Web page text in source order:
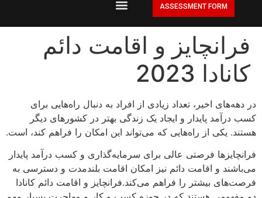
ASSESSMENT FORM
فرانچایز و اقامت دائم
کانادا 2023
در دهه‌های اخیر، تعداد زیادی از افراد به دنبال راه‌هایی برای
کسب درآمد پایدار و ایجاد یک زندگی بهتر در کشورهای دیگر
هستند. یکی از راه‌هایی که می‌تواند این امکان را فراهم کند، است.
فرانچایزها فرصتی عالی برای سرمایه‌گذاری و کسب درآمد پایدار
می‌باشند و اقامت دائم نیز امکان اقامت بلندمدت و دسترسی به
فرصت‌های بیشتر را فراهم می‌کند.فرانچایز و اقامت دائم کانادا